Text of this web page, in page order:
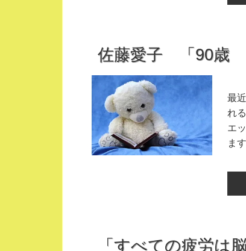
佐藤愛子 「90歳
最
れ
エ
ま
「すべての疲労は